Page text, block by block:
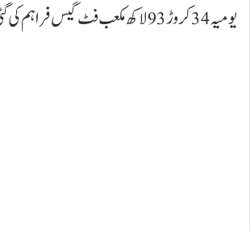
یومیہ 34 کروڑ 93 لاکھ مکعب فٹ گیس فراہم کی گئی۔